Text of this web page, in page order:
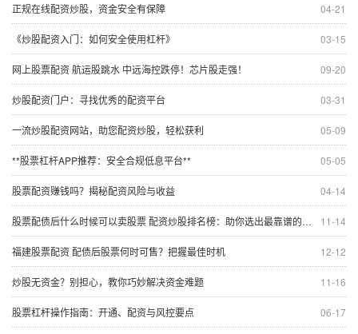
04-21
正规在线配资炒股，资金安全有保障
03-15
《炒股配资入门：如何安全使用杠杆》
09-20
网上股票配资 航运股跳水 中远海控跌停！芯片股走强！
03-31
炒股配资门户：寻找优秀的配资平台
05-09
一流炒股配资网站，助您配资炒股，轻松获利
05-05
**股票杠杆APP推荐：安全合规低息平台**
04-14
股票配资赚钱吗？揭秘配资风险与收益
11-14
股票配债后什么时候可以卖股票 配资炒股排名榜：助你选出最靠谱的平台
12-12
福建股票配资 配债后股票何时可售？把握最佳时机
11-16
炒股无资金？别担心，教你巧妙解决资金难题
06-17
股票杠杆操作指南：开通、配资与风控要点